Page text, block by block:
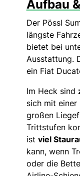
Aufbau
Der Pössl
längste
bietet bei
Ausstattung.
ein Fiat
Im Heck sind
sich mit
großen
Trittstufen
ist viel
kann, wenn
oder die